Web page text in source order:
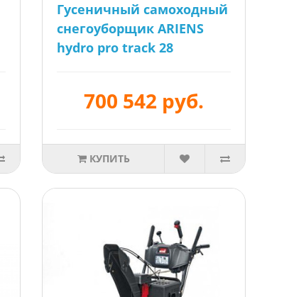
Гусеничный самоходный
снегоуборщик ARIENS
hydro pro track 28
700 542 руб.
КУПИТЬ